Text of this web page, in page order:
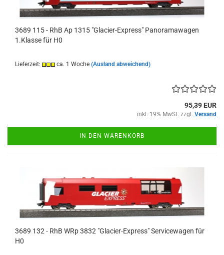
3689 115 - RhB Ap 1315 "Glacier-Express" Panoramawagen
1.Klasse für H0
Lieferzeit: ca. 1 Woche (Ausland abweichend)
95,39 EUR
inkl. 19% MwSt. zzgl. Versand
IN DEN WARENKORB
3689 132 - RhB WRp 3832 "Glacier-Express" Servicewagen für
H0